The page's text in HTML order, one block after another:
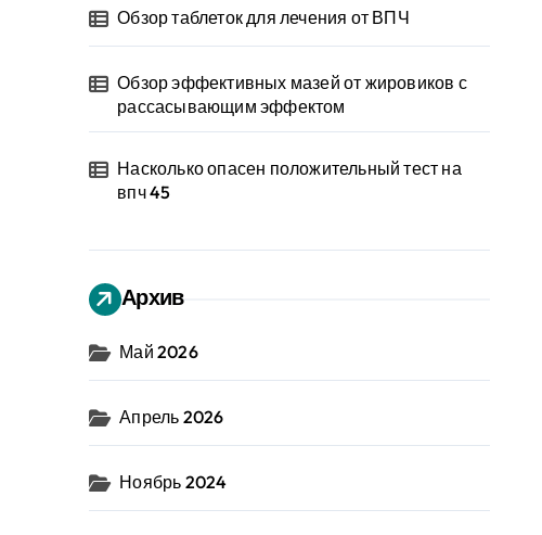
Обзор таблеток для лечения от ВПЧ
Обзор эффективных мазей от жировиков с
рассасывающим эффектом
Насколько опасен положительный тест на
впч 45
Архив
Май 2026
Апрель 2026
Ноябрь 2024